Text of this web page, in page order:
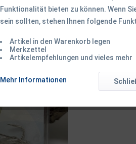
Funktionalität bieten zu können. Wenn
sein sollten, stehen Ihnen folgende
Artikel in den Warenkorb legen
Merkzettel
Artikelempfehlungen und vieles mehr
Mehr Informationen